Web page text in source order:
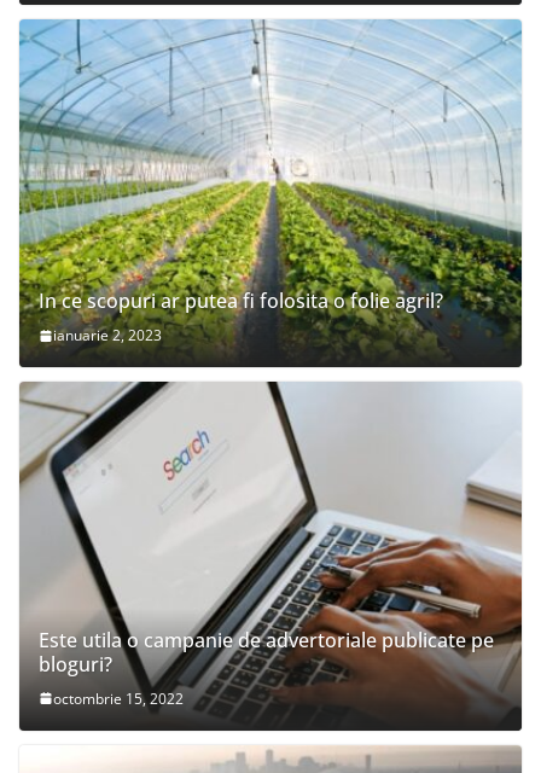
In ce scopuri ar putea fi folosita o folie agril?
ianuarie 2, 2023
Este utila o campanie de advertoriale publicate pe
bloguri?
octombrie 15, 2022